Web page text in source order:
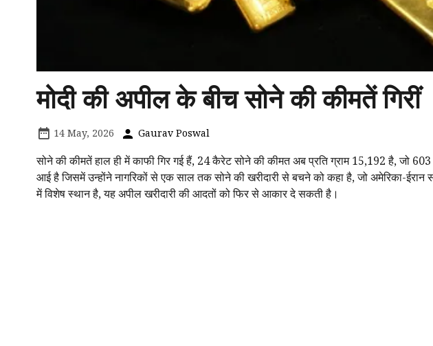
मोदी की अपील के बीच सोने की कीमतें गिरीं
14 May, 2026 Gaurav Poswal
सोने की कीमतें हाल ही में काफी गिर गई हैं, 24 कैरेट सोने की कीमत अब प्रति ग्राम ₹15,192 है, जो
आई है जिसमें उन्होंने नागरिकों से एक साल तक सोने की खरीदारी से बचने को कहा है, जो अमेरिका-ईरान
में विशेष स्थान है, यह अपील खरीदारी की आदतों को फिर से आकार दे सकती है।